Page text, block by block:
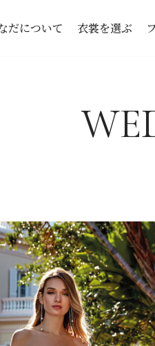
だについて 衣裳を選ぶ